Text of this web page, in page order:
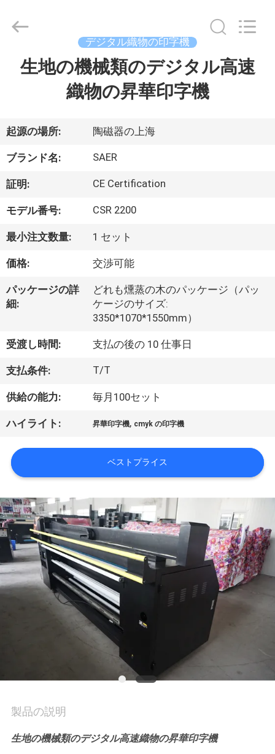
製
品
ビ
オ
業
情
報
社
案
内
品
質
管
い
合
2015
Supplier
デジタル織物の印字機
生地の機械類のデジタル高速
織物の昇華印字機
起源の場所: 陶磁器の上海
ブランド名: SAER
証明: CE Certification
モデル番号: CSR 2200
最小注文数量: 1 セット
価格: 交渉可能
パッケージの詳
細:
どれも燻蒸の木のパッケージ（パッ
ケージのサイズ:
3350*1070*1550mm）
受渡し時間: 支払の後の 10 仕事日
支払条件: T/T
供給の能力: 毎月100セット
ハイライト: 昇華印字機, cmyk の印字機
ベストプライス
製品の説明
生地の機械類のデジタル高速織物の昇華印字機